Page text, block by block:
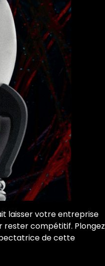
laisser votre entreprise
rester compétitif. Plongez
de cette